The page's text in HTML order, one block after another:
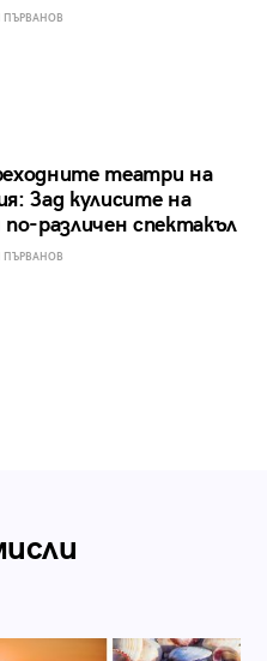
ПЪРВАНОВ
театри на
Зад кулисите на
по-различен спектакъл
ПЪРВАНОВ